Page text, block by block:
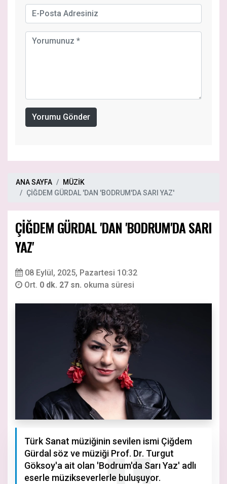
Yorumu Gönder
ANA SAYFA
MÜZİK
ÇİĞDEM GÜRDAL 'DAN 'BODRUM'DA SARI YAZ'
ÇİĞDEM GÜRDAL 'DAN 'BODRUM'DA SARI
YAZ'
08 Eylül, 2025, Pazartesi 10:32
Ort. 0 dk. 27 sn. okuma süresi
Türk Sanat müziğinin sevilen ismi Çiğdem
Gürdal söz ve müziği Prof. Dr. Turgut
Göksoy'a ait olan 'Bodrum'da Sarı Yaz' adlı
eserle müzikseverlerle buluşuyor.